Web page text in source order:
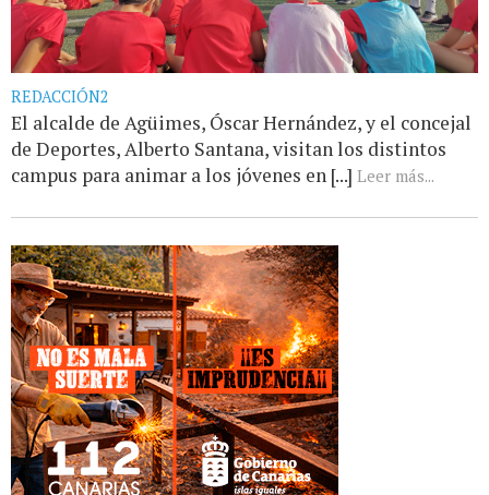
REDACCIÓN2
El alcalde de Agüimes, Óscar Hernández, y el concejal
de Deportes, Alberto Santana, visitan los distintos
campus para animar a los jóvenes en [...] Leer más...